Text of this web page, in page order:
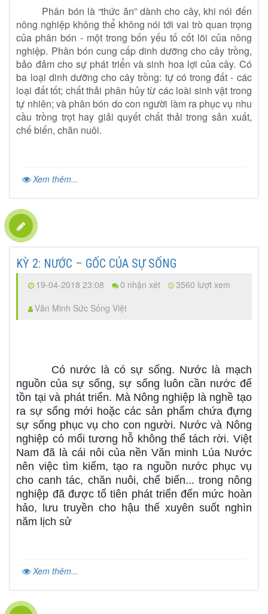
Phân bón là “thức ăn” dành cho cây, khi nói đến
nông nghiệp không thể không nói tới vai trò quan trọng
của phân bón - một trong bốn yếu tố cốt lõi của nông
nghiệp. Phân bón cung cấp dinh dưỡng cho cây trồng,
bảo đảm cho sự phát triển và sinh hoa lợi của cây. Có
ba loại dinh dưỡng cho cây trồng: tự có trong đất - các
loại đất tốt; chất thải phân hủy từ các loài sinh vật trong
tự nhiên; và phân bón do con người làm ra phục vụ nhu
cầu trồng trọt hay giải quyết chất thải trong sản xuất,
chế biến, chăn nuôi.
Xem thêm...
KỲ 2: NƯỚC – GỐC CỦA SỰ SỐNG
19-04-2018 23:08 0 nhận xét
3560 lượt xem
Văn Minh Sức Sống Việt
Có nước là có sự sống. Nước là mạch
nguồn của sự sống, sự sống luôn cần nước để
tồn tại và phát triển. Mà Nông nghiệp là nghề tạo
ra sự sống mới hoặc các sản phẩm chứa đựng
sự sống phục vụ cho con người. Nước và Nông
nghiệp có mối tương hỗ không thể tách rời. Việt
Nam đã là cái nôi của nền Văn minh Lúa Nước
nên việc tìm kiếm, tạo ra nguồn nước phục vụ
cho canh tác, chăn nuôi, chế biến... trong nông
nghiệp đã được tổ tiên phát triển đến mức hoàn
hảo, lưu truyền cho hậu thế xuyên suốt nghìn
năm lịch sử
Xem thêm...